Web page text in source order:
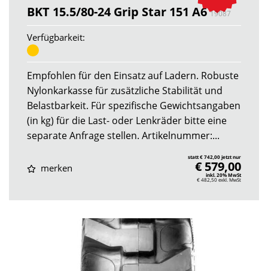
BKT 15.5/80-24 Grip Star 151 A619087
Verfügbarkeit:
Empfohlen für den Einsatz auf Ladern. Robuste
Nylonkarkasse für zusätzliche Stabilität und
Belastbarkeit. Für spezifische Gewichtsangaben
(in kg) für die Last- oder Lenkräder bitte eine
separate Anfrage stellen. Artikelnummer:...
merken
statt € 742,00 jetzt nur
€ 579,00
inkl. 20% MwSt
€ 482,50exkl. MwSt